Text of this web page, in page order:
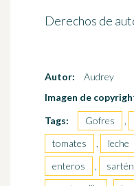
Derechos de
Autor:
Audrey
Imagen de
Tags:
Gofres ,
tomates
, leche
enteros
, sartén